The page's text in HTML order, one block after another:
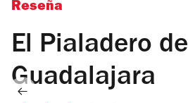
Reseña
El Pialadero de
Guadalajara